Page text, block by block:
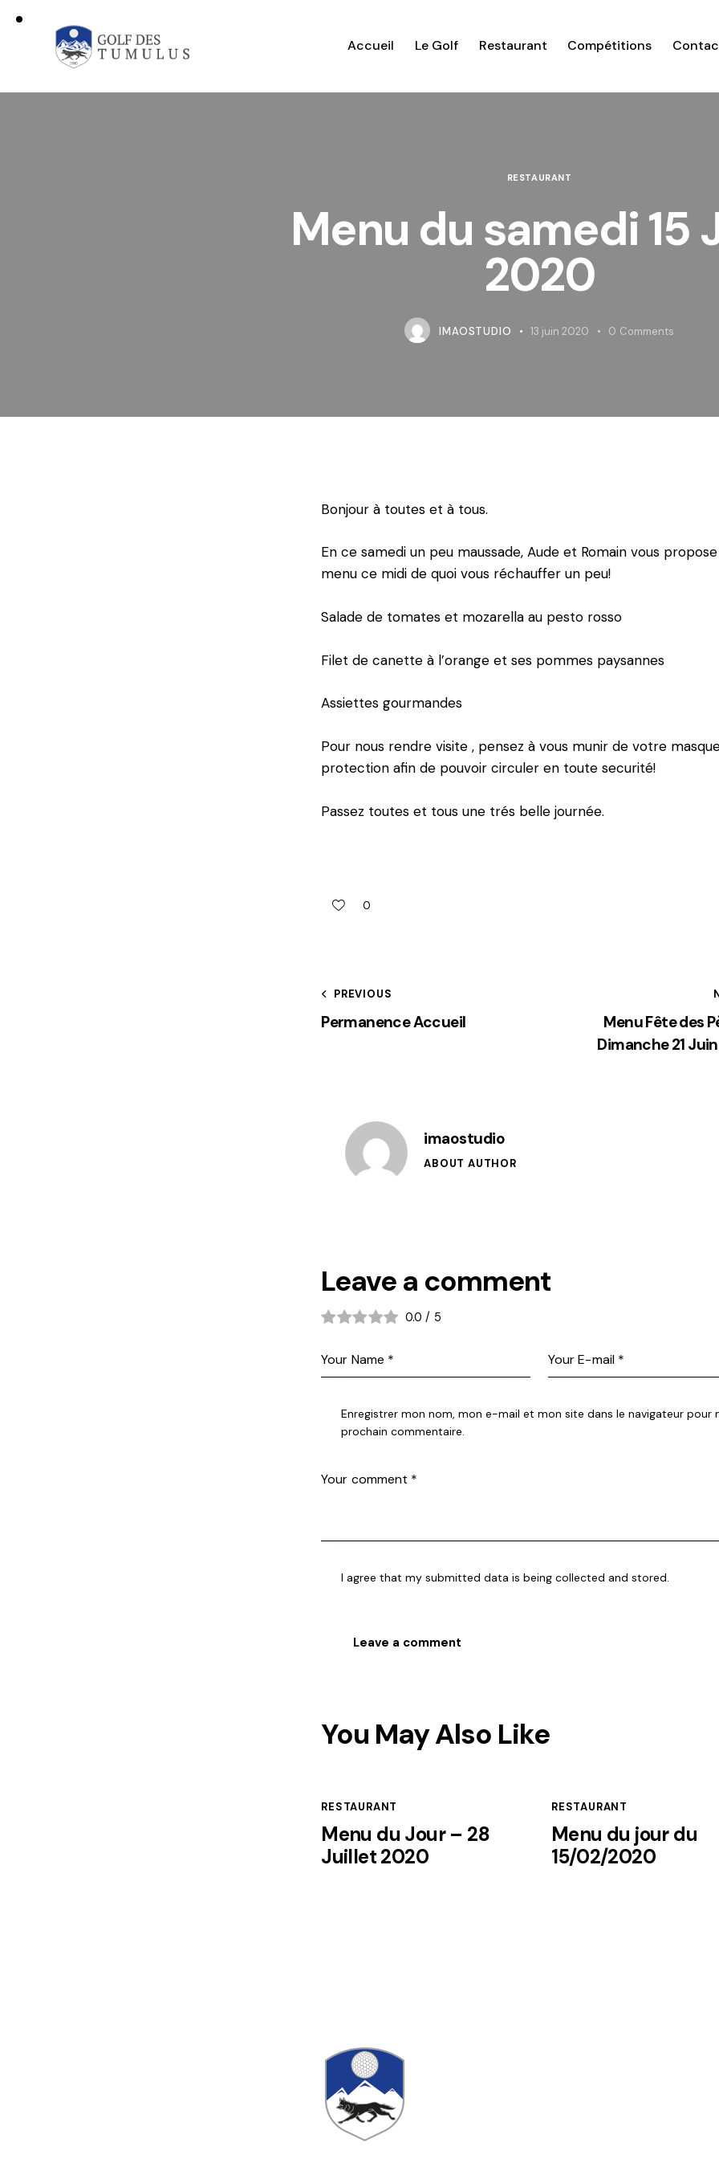
Accueil Le Golf Restaurant Compétitions
RESTAURANT
Menu du samedi 15
2020
IMAOSTUDIO 13 juin 2020 0 Comments
Bonjour à toutes et à tous.
En ce samedi un peu maussade, Aude et Romain vous
menu ce midi de quoi vous réchauffer un peu!
Salade de tomates et mozarella au pesto rosso
Filet de canette à l’orange et ses pommes paysannes
Assiettes gourmandes
Pour nous rendre visite , pensez à vous munir de votre
protection afin de pouvoir circuler en toute securité!
Passez toutes et tous une trés belle journée.
0
PREVIOUS
Permanence Accueil
Menu Fête des
Dimanche 21
imaostudio
ABOUT AUTHOR
Leave a comment
0.0 / 5
Enregistrer mon nom, mon e-mail et mon site dans le navigateur pour
prochain commentaire.
I agree that my submitted data is being collected and stored.
You May Also Like
RESTAURANT
Menu du Jour – 28
Juillet 2020
RESTAURANT
Menu du jour du
15/02/2020